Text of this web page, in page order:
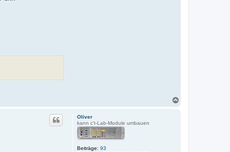
Oliver
kann c't-Lab-Module umbauen
Beiträge: 93